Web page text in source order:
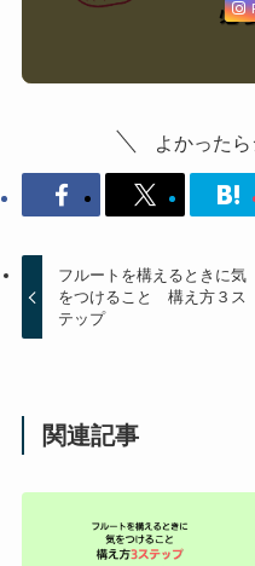
よかった
フルートを構えるときに気
をつけること 構え方３ス
テップ
関連記事